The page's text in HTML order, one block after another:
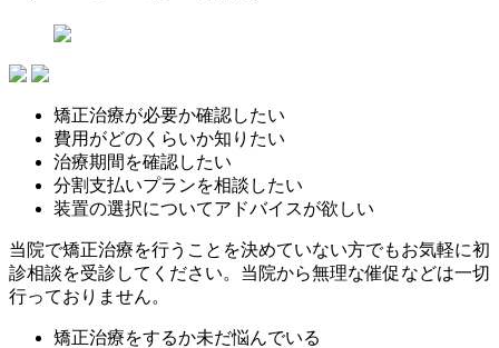
矯正治療が必要か確認したい
費用がどのくらいか知りたい
治療期間を確認したい
分割支払いプランを相談したい
装置の選択についてアドバイスが欲しい
当院で矯正治療を行うことを決めていない方でもお気軽に初
診相談を受診してください。当院から無理な催促などは一切
行っておりません。
矯正治療をするか未だ悩んでいる